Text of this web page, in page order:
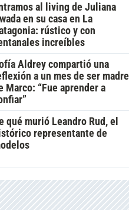
al living de Juliana
en su casa en La
rústico y con
increíbles
Aldrey compartió una
a un mes de ser madre
Marco: “Fue aprender a
qué murió Leandro Rud, el
representante de